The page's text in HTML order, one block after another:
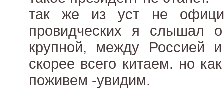
так же из уст не
провидческих я слышал
крупной, между Россией
скорее всего китаем. но
поживем -увидим.